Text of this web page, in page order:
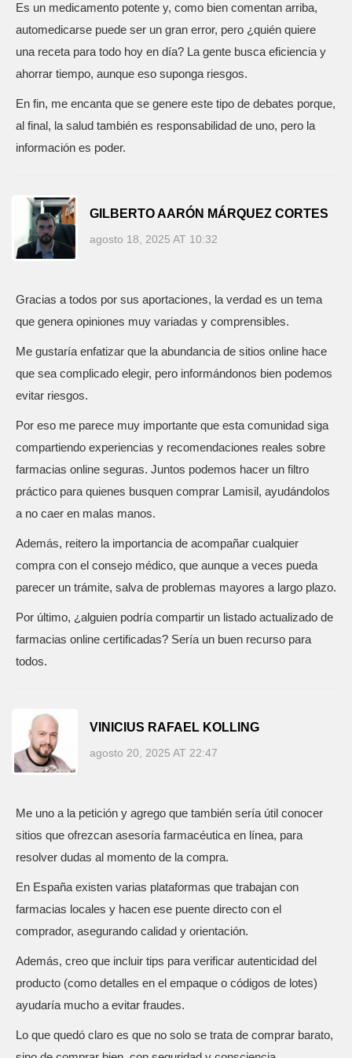
Es un medicamento potente y, como bien comentan arriba,
automedicarse puede ser un gran error, pero ¿quién quiere
una receta para todo hoy en día? La gente busca eficiencia y
ahorrar tiempo, aunque eso suponga riesgos.
En fin, me encanta que se genere este tipo de debates porque,
al final, la salud también es responsabilidad de uno, pero la
información es poder.
GILBERTO AARÓN MÁRQUEZ CORTES
agosto 18, 2025 AT 10:32
Gracias a todos por sus aportaciones, la verdad es un tema
que genera opiniones muy variadas y comprensibles.
Me gustaría enfatizar que la abundancia de sitios online hace
que sea complicado elegir, pero informándonos bien podemos
evitar riesgos.
Por eso me parece muy importante que esta comunidad siga
compartiendo experiencias y recomendaciones reales sobre
farmacias online seguras. Juntos podemos hacer un filtro
práctico para quienes busquen comprar Lamisil, ayudándolos
a no caer en malas manos.
Además, reitero la importancia de acompañar cualquier
compra con el consejo médico, que aunque a veces pueda
parecer un trámite, salva de problemas mayores a largo plazo.
Por último, ¿alguien podría compartir un listado actualizado de
farmacias online certificadas? Sería un buen recurso para
todos.
VINICIUS RAFAEL KOLLING
agosto 20, 2025 AT 22:47
Me uno a la petición y agrego que también sería útil conocer
sitios que ofrezcan asesoría farmacéutica en línea, para
resolver dudas al momento de la compra.
En España existen varias plataformas que trabajan con
farmacias locales y hacen ese puente directo con el
comprador, asegurando calidad y orientación.
Además, creo que incluir tips para verificar autenticidad del
producto (como detalles en el empaque o códigos de lotes)
ayudaría mucho a evitar fraudes.
Lo que quedó claro es que no solo se trata de comprar barato,